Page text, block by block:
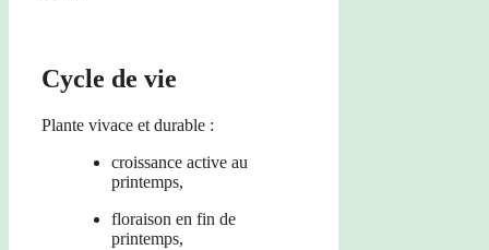
Cycle de vie
Plante vivace et durable :
croissance active au
printemps,
floraison en fin de
printemps,